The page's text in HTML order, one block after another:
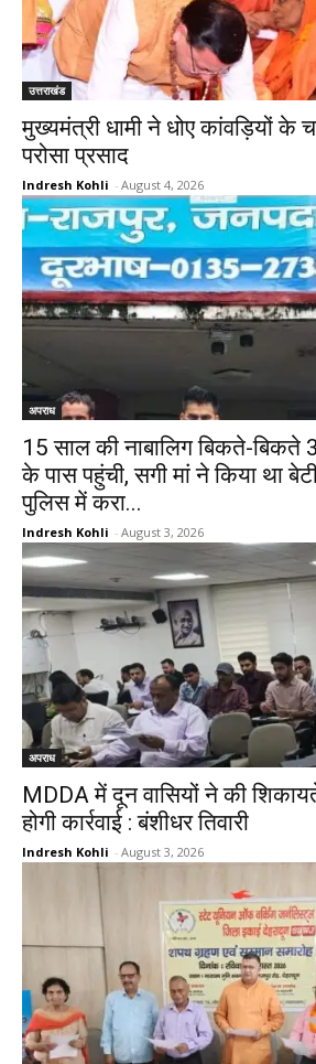
उत्तराखंड
मुख्यमंत्री धामी ने धोए कांवड़ियों के
परोसा प्रसाद
Indresh Kohli - August 4, 2026
अपराध
15 साल की नाबालिग बिकते-
के पास पहुंची, सगी मां ने किया था
पुलिस में करा...
Indresh Kohli - August 3, 2026
अपराध
MDDA में दून वासियों ने की
होगी कार्रवाई : बंशीधर तिवारी
Indresh Kohli - August 3, 2026